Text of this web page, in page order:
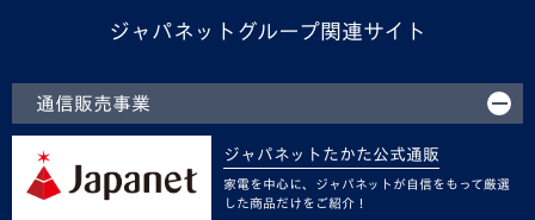
ジャパネットグループ関連サイト
通信販売事業
ジャパネットたかた公式通販
家電を中心に、ジャパネットが自信をもって厳選
した商品だけをご紹介！